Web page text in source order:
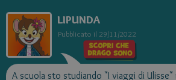
LIPUNDA
Pubblicato il 29/11/2022
A scuola sto studiando "I viaggi di Ulisse"